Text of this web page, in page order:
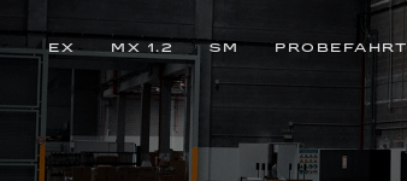
EX MX 1.2 SM PROBEFAHRT